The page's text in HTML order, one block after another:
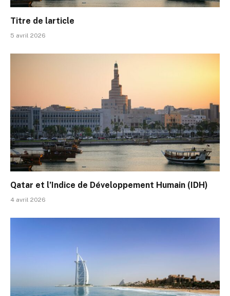
Titre de larticle
5 avril 2026
Qatar et l’Indice de Développement Humain (IDH)
4 avril 2026